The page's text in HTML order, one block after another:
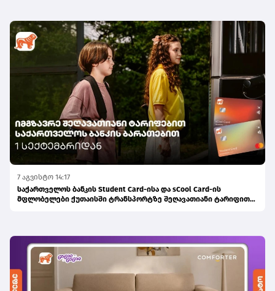
7 აგვისტო 14:17
საქართველოს ბანკის Student Card-ისა და sCool Card-ის
მფლობელები ქუთაისში ტრანსპორტზე შეღავათიანი ტარიფით